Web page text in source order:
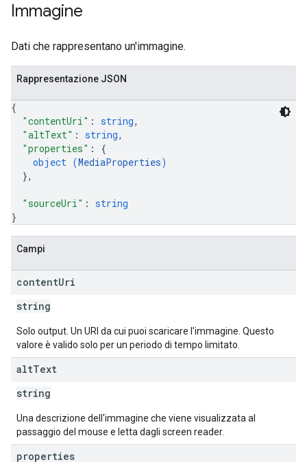
Immagine
Dati che rappresentano un'immagine.
Rappresentazione JSON
{
"contentUri" : string,
"altText" : string,
"properties" : {
object (MediaProperties)
},
"sourceUri" : string
}
Campi
contentUri
string
Solo output. Un URI da cui puoi scaricare l'immagine. Questo
valore è valido solo per un periodo di tempo limitato.
altText
string
Una descrizione dell'immagine che viene visualizzata al
passaggio del mouse e letta dagli screen reader.
properties